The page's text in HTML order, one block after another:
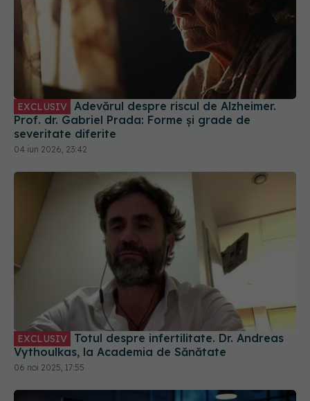
EXCLUSIV Adevărul despre riscul de Alzheimer.
Prof. dr. Gabriel Prada: Forme și grade de
severitate diferite
04 iun 2026, 23:42
EXCLUSIV
Vythoulkas, la Academia de Sănătate
06 noi 2025, 17:55